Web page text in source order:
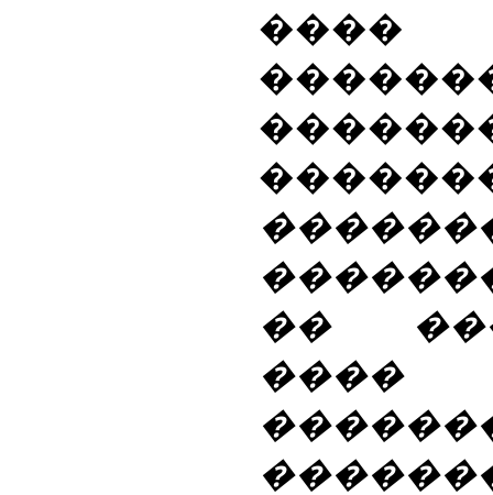
��
����